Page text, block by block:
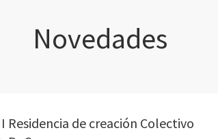
Novedades
Residencia de creación Colectivo